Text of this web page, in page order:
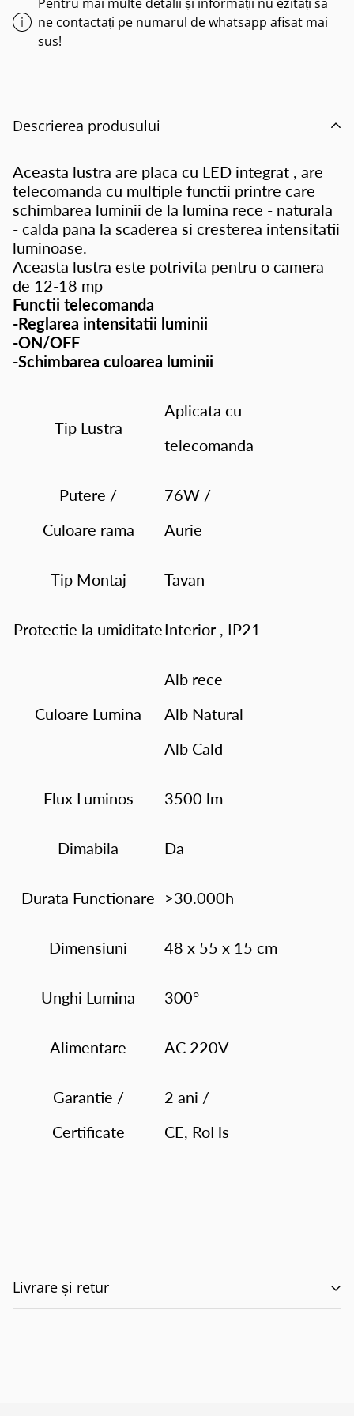
ne contactați pe numarul de whatsapp afisat mai
sus!
Descrierea produsului
Aceasta lustra are placa cu LED integrat , are
telecomanda cu multiple functii printre care
schimbarea luminii de la lumina rece - naturala
- calda pana la scaderea si cresterea intensitatii
luminoase.
Aceasta lustra este potrivita pentru o camera
de 12-18 mp
Functii telecomanda
-Reglarea intensitatii luminii
-ON/OFF
-Schimbarea culoarea luminii
Tip Lustra
Aplicata cu
telecomanda
Putere /
Culoare rama
76W /
Aurie
Tip Montaj Tavan
Protectie la umiditateInterior , IP21
Culoare Lumina
Alb rece
Alb Natural
Alb Cald
Flux Luminos 3500 lm
Dimabila Da
Durata Functionare >30.000h
Dimensiuni 48 x 55 x 15 cm
Unghi Lumina 300°
Alimentare AC 220V
Garantie /
Certificate
2 ani /
CE, RoHs
Livrare și retur